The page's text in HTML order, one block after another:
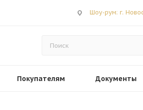
Шоу-рум: г.
Покупателям Документы